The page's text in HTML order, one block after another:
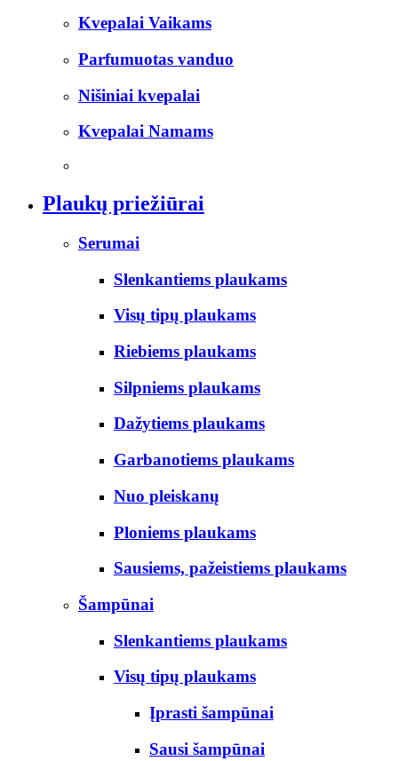
Kvepalai Vaikams
Parfumuotas vanduo
Nišiniai kvepalai
Kvepalai Namams
Plaukų priežiūrai
Serumai
Slenkantiems plaukams
Visų tipų plaukams
Riebiems plaukams
Silpniems plaukams
Dažytiems plaukams
Garbanotiems plaukams
Nuo pleiskanų
Ploniems plaukams
Sausiems, pažeistiems plaukams
Šampūnai
Slenkantiems plaukams
Visų tipų plaukams
Įprasti šampūnai
Sausi šampūnai